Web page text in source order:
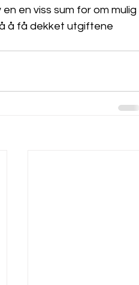
en viss sum for om mulig
å få dekket utgiftene